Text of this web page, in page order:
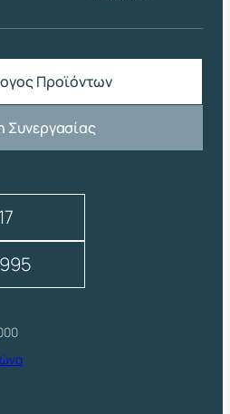
Προϊόντων
Συνεργασίας